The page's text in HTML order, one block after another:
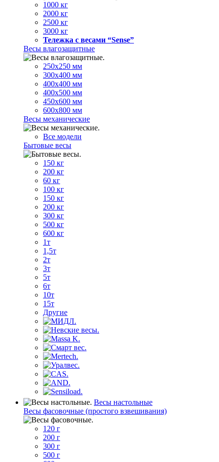
1000 кг
2000 кг
2500 кг
3000 кг
Тележка с весами “Sense”
Весы влагозащитные
250х250 мм
300х400 мм
400х400 мм
400х500 мм
450х600 мм
600х800 мм
Весы механические
Все модели
Бытовые весы
150 кг
200 кг
60 кг
100 кг
150 кг
200 кг
300 кг
500 кг
600 кг
1т
1,5т
2т
3т
5т
6т
10т
15т
Другие
Весы настольные
Весы фасовочные (простого взвешивания)
120 г
200 г
300 г
500 г